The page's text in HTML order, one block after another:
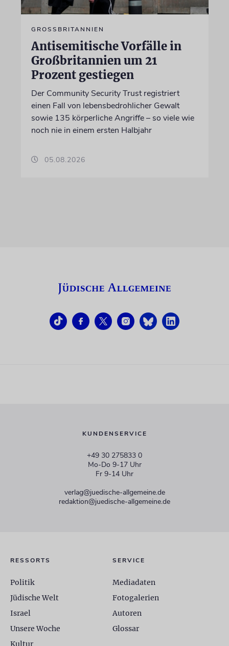
GROSSBRITANNIEN
Antisemitische Vorfälle in
Großbritannien um 21
Prozent gestiegen
Der Community Security Trust registriert
einen Fall von lebensbedrohlicher Gewalt
sowie 135 körperliche Angriffe – so viele wie
noch nie in einem ersten Halbjahr
05.08.2026
KUNDENSERVICE
+49 30 275833 0
Mo-Do 9-17 Uhr
Fr 9-14 Uhr
verlag@juedische-allgemeine.de
redaktion@juedische-allgemeine.de
RESSORTS
Politik
Jüdische Welt
Israel
Unsere Woche
Kultur
SERVICE
Mediadaten
Fotogalerien
Autoren
Glossar